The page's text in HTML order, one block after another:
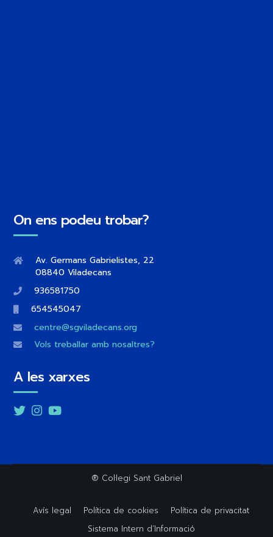
On ens podeu trobar?
Av. Germans Gabrielistes, 22
08840 Viladecans
936581750
654545047
centre@sgviladecans.org
Vols treballar amb nosaltres?
A les xarxes
Twitter
Instagram
YouTube
® Col·legi Sant Gabriel
Avís legal Política de cookies
Política de privacitat
Sistema Intern d’Informació